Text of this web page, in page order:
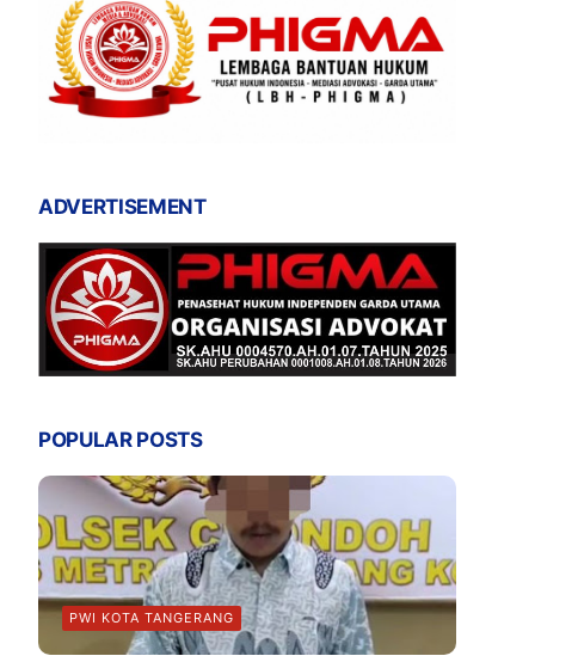
ADVERTISEMENT
POPULAR POSTS
PWI KOTA TANGERANG